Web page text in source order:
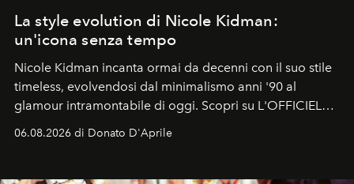
La style evolution di Nicole Kidman:
un'icona senza tempo
Nicole Kidman incanta ormai da decenni con il suo stile
timeless, evolvendosi dal minimalismo anni '90 al
glamour intramontabile di oggi. Scopri su L'OFFICIEL
06.08.2026 di Donato D'Aprile